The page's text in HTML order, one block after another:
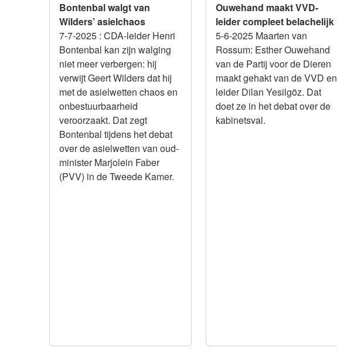
Bontenbal walgt van
Wilders’ asielchaos
7-7-2025 : CDA-leider Henri
Bontenbal kan zijn walging
niet meer verbergen: hij
verwijt Geert Wilders dat hij
met de asielwetten chaos en
onbestuurbaarheid
veroorzaakt. Dat zegt
Bontenbal tijdens het debat
over de asielwetten van oud-
minister Marjolein Faber
(PVV) in de Tweede Kamer.
Ouwehand maakt VVD-
leider compleet belachelijk
5-6-2025 Maarten van
Rossum: Esther Ouwehand
van de Partij voor de Dieren
maakt gehakt van de VVD en
leider Dilan Yesilgöz. Dat
doet ze in het debat over de
kabinetsval.